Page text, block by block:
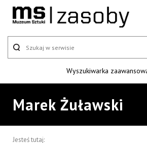
Wyszukiwarka
Marek Żuławski
Jesteś tutaj: